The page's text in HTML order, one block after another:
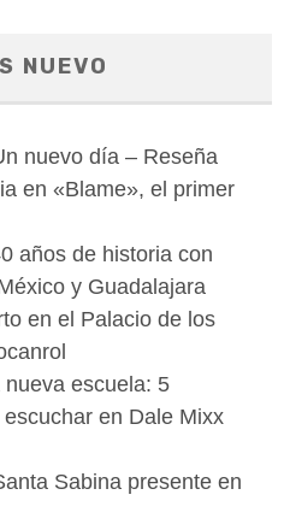
NUEVO
nuevo día – Reseña
en «Blame», el primer
años de historia con
y Guadalajara
en el Palacio de los
escuela: 5
en Dale Mixx
Sabina presente en